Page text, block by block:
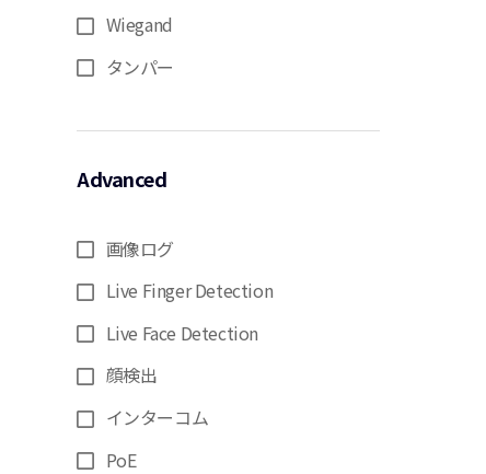
Wiegand
タンパー
Advanced
画像ログ
Live Finger Detection
Live Face Detection
顔検出
インターコム
PoE